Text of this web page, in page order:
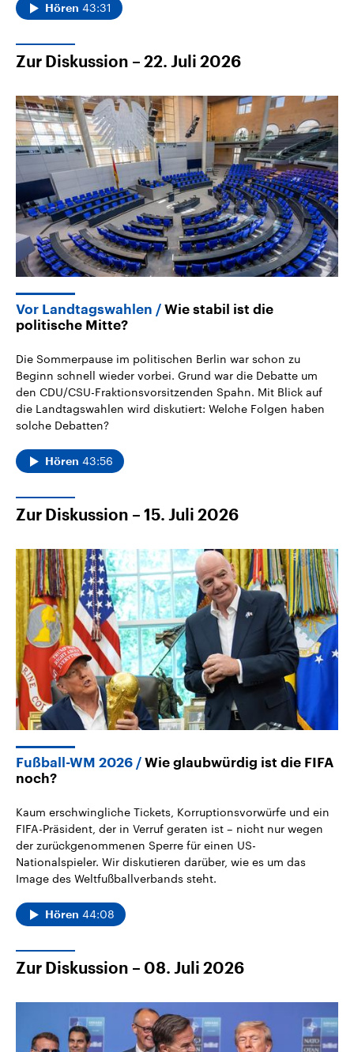
Hören 43:31
Zur Diskussion – 22. Juli 2026
Vor Landtagswahlen
Wie stabil ist die
politische Mitte?
Die Sommerpause im politischen Berlin war schon zu
Beginn schnell wieder vorbei. Grund war die Debatte um
den CDU/CSU-Fraktionsvorsitzenden Spahn. Mit Blick auf
die Landtagswahlen wird diskutiert: Welche Folgen haben
solche Debatten?
Hören 43:56
Zur Diskussion – 15. Juli 2026
Fußball-WM 2026
Wie glaubwürdig ist die FIFA
noch?
Kaum erschwingliche Tickets, Korruptionsvorwürfe und ein
FIFA-Präsident, der in Verruf geraten ist – nicht nur wegen
der zurückgenommenen Sperre für einen US-
Nationalspieler. Wir diskutieren darüber, wie es um das
Image des Weltfußballverbands steht.
Hören 44:08
Zur Diskussion – 08. Juli 2026